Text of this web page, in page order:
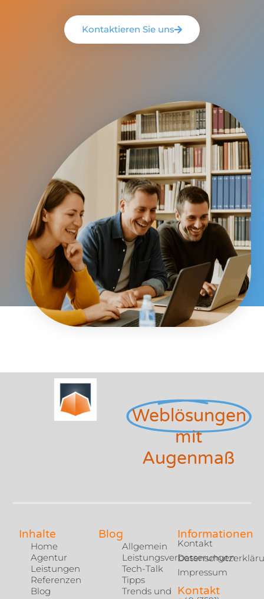
Kontaktieren Sie uns
Weblösungen
mit
Augenmaß
Inhalte
Home
Agentur
Leistungen
Referenzen
Blog
Blog
Allgemein
Leistungsverbesserungen
Tech-Talk
Tipps
Trends und
Informationen
Kontakt
Impressum
Kontakt